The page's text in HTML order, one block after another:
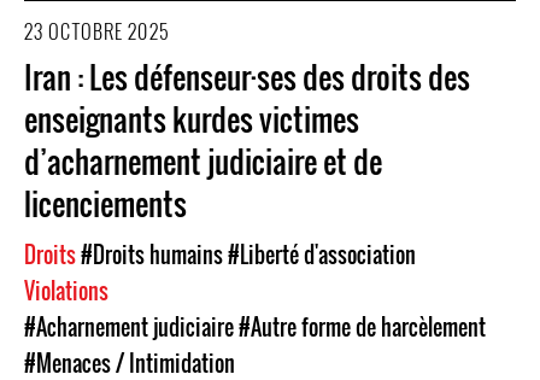
23 OCTOBRE 2025
Iran : Les défenseur·ses des droits des
enseignants kurdes victimes
d’acharnement judiciaire et de
licenciements
Droits#Droits humains#Liberté d'association
Violations
#Acharnement judiciaire#Autre forme de harcèlement
#Menaces / Intimidation